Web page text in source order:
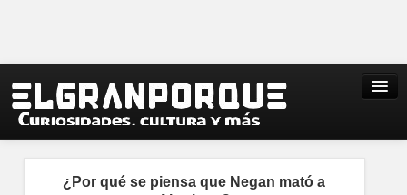
¿Por qué se piensa que Negan mató a